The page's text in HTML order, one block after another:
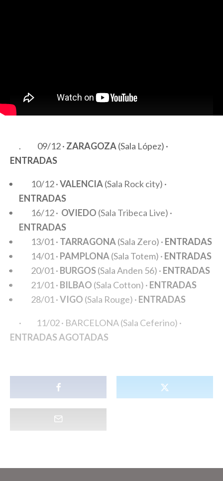
. 09/12 · ZARAGOZA(Sala López) ·
ENTRADAS
10/12 ·VALENCIA(Sala Rock city) ·
ENTRADAS
16/12 · OVIEDO (Sala Tribeca Live) ·
ENTRADAS
13/01 · TARRAGONA (Sala Zero) · ENTRADAS
14/01 · PAMPLONA (Sala Totem) · ENTRADAS
20/01 · BURGOS(Sala Anden 56) · ENTRADAS
21/01 · BILBAO (Sala Cotton) · ENTRADAS
28/01 ·VIGO (Sala Rouge) · ENTRADAS
·
11/02 · BARCELONA (Sala Ceferino) ·
ENTRADAS AGOTADAS